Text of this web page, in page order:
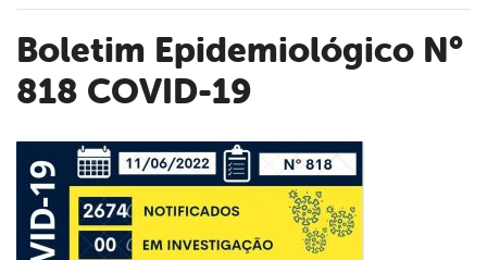
Boletim Epidemiológico N°
818 COVID-19